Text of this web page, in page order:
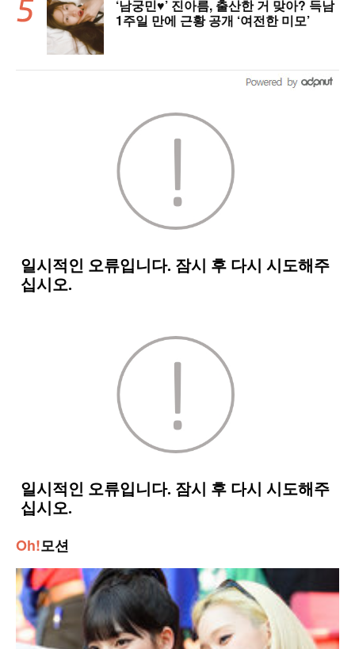
‘남궁민♥’ 진아름, 출산한 거 맞아? 득남
1주일 만에 근황 공개 ‘여전한 미모’
Oh!모션